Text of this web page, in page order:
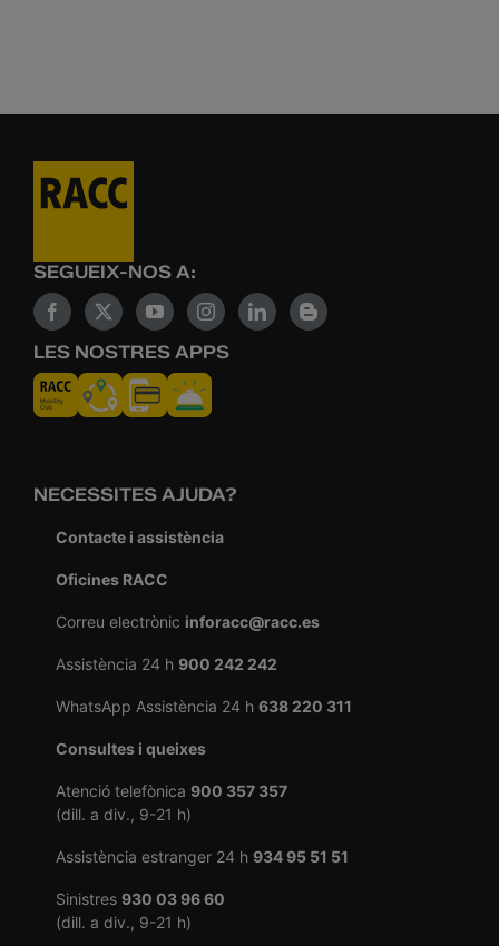
SEGUEIX-NOS A:
LES NOSTRES APPS
NECESSITES AJUDA?
Contacte i assistència
Oficines RACC
Correu electrònic inforacc@racc.es
Assistència 24 h 900 242 242
WhatsApp Assistència 24 h 638 220 311
Consultes i queixes
Atenció telefònica 900 357 357
(dill. a div., 9-21 h)
Assistència estranger 24 h 934 95 51 51
Sinistres 930 03 96 60
(dill. a div., 9-21 h)